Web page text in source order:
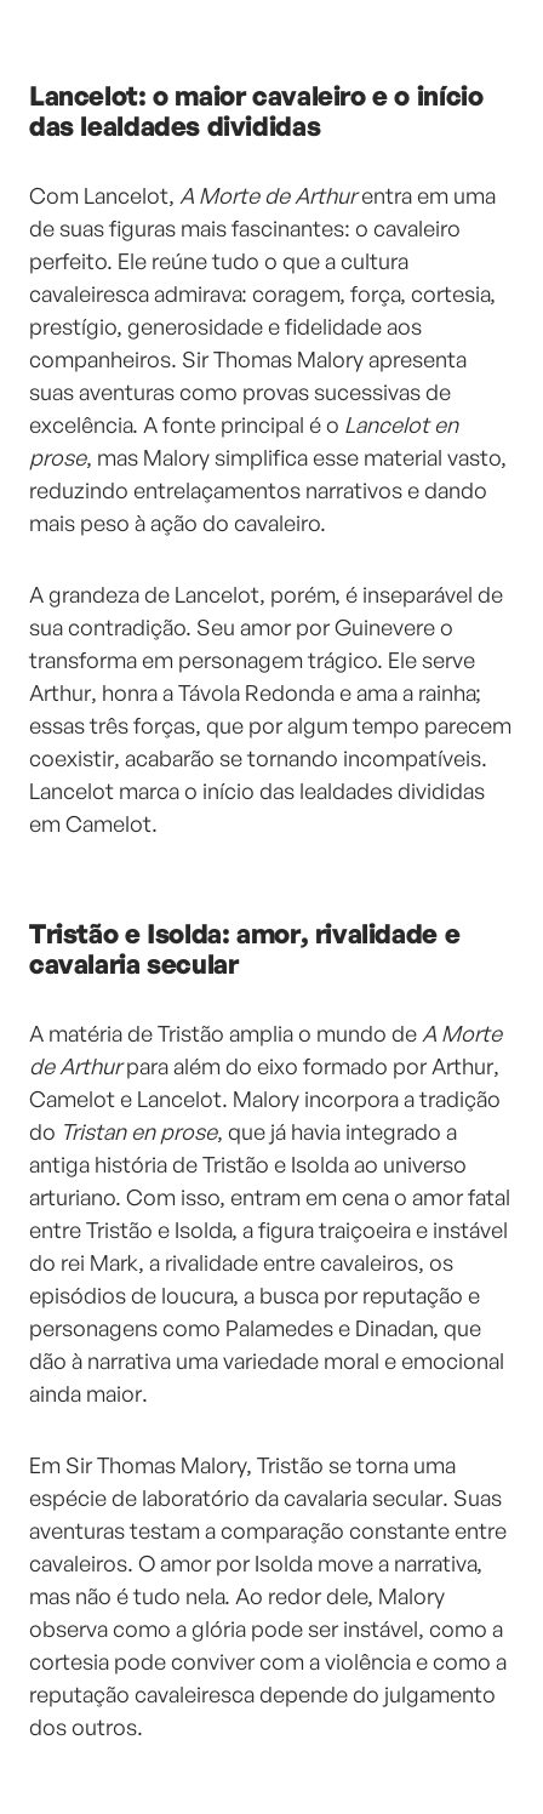
Lancelot: o maior cavaleiro e o início
das lealdades divididas
Com Lancelot, A Morte de Arthurentra em uma
de suas figuras mais fascinantes: o cavaleiro
perfeito. Ele reúne tudo o que a cultura
cavaleiresca admirava: coragem, força, cortesia,
prestígio, generosidade e fidelidade aos
companheiros. Sir Thomas Malory apresenta
suas aventuras como provas sucessivas de
excelência. A fonte principal é o Lancelot en
prose, mas Malory simplifica esse material vasto,
reduzindo entrelaçamentos narrativos e dando
mais peso à ação do cavaleiro.
A grandeza de Lancelot, porém, é inseparável de
sua contradição. Seu amor por Guinevere o
transforma em personagem trágico. Ele serve
Arthur, honra a Távola Redonda e ama a rainha;
essas três forças, que por algum tempo parecem
coexistir, acabarão se tornando incompatíveis.
Lancelot marca o início das lealdades divididas
em Camelot.
Tristão e Isolda: amor, rivalidade e
cavalaria secular
A matéria de Tristão amplia o mundo de A Morte
de Arthurpara além do eixo formado por Arthur,
Camelot e Lancelot. Malory incorpora a tradição
do Tristan en prose, que já havia integrado a
antiga história de Tristão e Isolda ao universo
arturiano. Com isso, entram em cena o amor fatal
entre Tristão e Isolda, a figura traiçoeira e instável
do rei Mark, a rivalidade entre cavaleiros, os
episódios de loucura, a busca por reputação e
personagens como Palamedes e Dinadan, que
dão à narrativa uma variedade moral e emocional
ainda maior.
Em Sir Thomas Malory, Tristão se torna uma
espécie de laboratório da cavalaria secular. Suas
aventuras testam a comparação constante entre
cavaleiros. O amor por Isolda move a narrativa,
mas não é tudo nela. Ao redor dele, Malory
observa como a glória pode ser instável, como a
cortesia pode conviver com a violência e como a
reputação cavaleiresca depende do julgamento
dos outros.